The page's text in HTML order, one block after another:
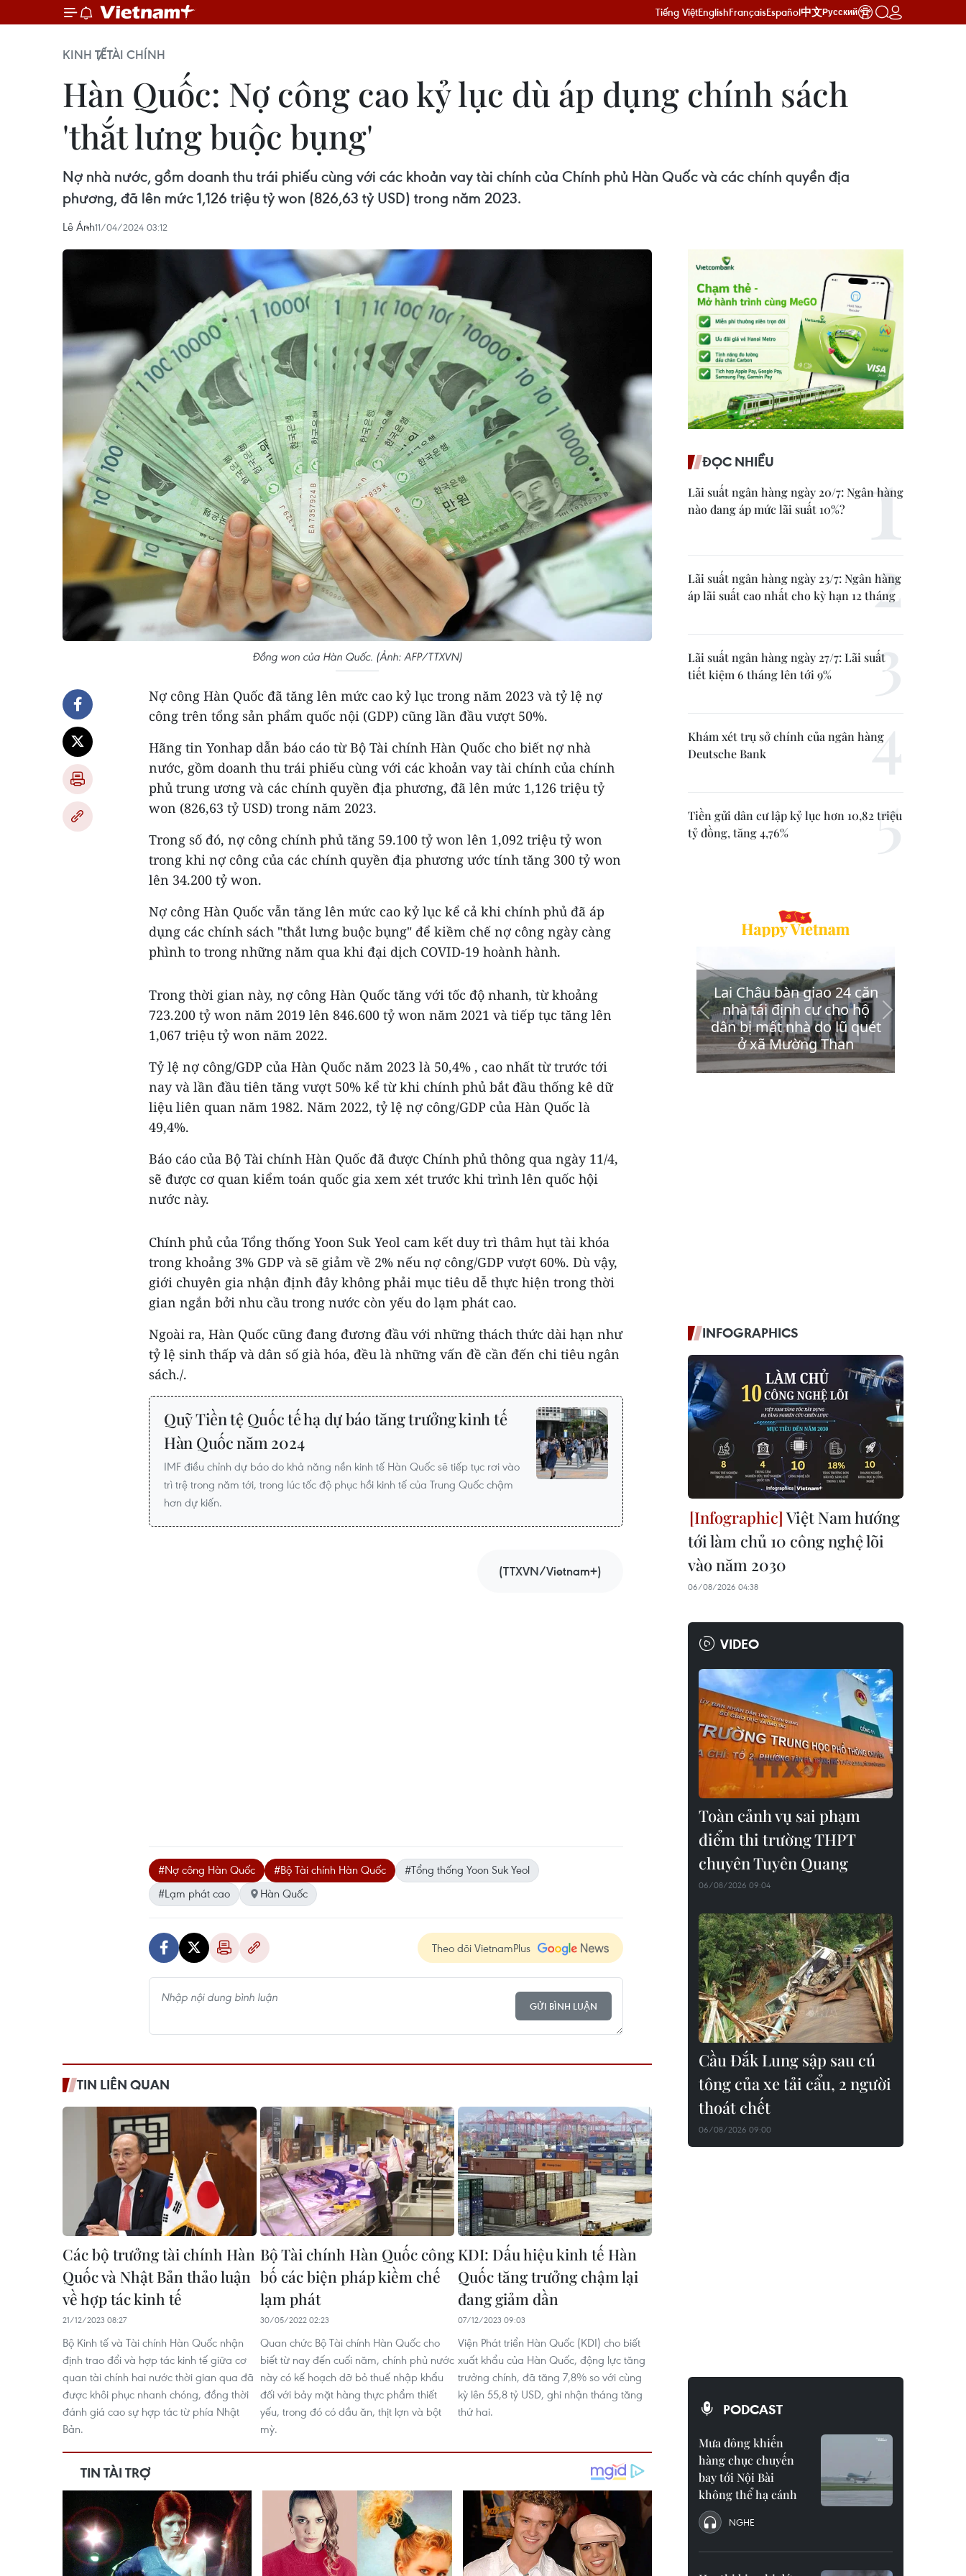
Tiếng ViệtEnglishFrançaisEspañol中文Русский
KINH TẾTÀI CHÍNH
Hàn Quốc: Nợ công cao kỷ lục dù áp dụng chính sách
'thắt lưng buộc bụng'
Nợ nhà nước, gồm doanh thu trái phiếu cùng với các khoản vay tài chính của Chính phủ Hàn Quốc và các chính quyền địa
phương, đã lên mức 1,126 triệu tỷ won (826,63 tỷ USD) trong năm 2023.
Lê Ánh11/04/2024 03:12
Đồng won của Hàn Quốc. (Ảnh: AFP/TTXVN)
Nợ công Hàn Quốc đã tăng lên mức cao kỷ lục trong năm 2023 và tỷ lệ nợ
công trên tổng sản phẩm quốc nội (GDP) cũng lần đầu vượt 50%.
Hãng tin Yonhap dẫn báo cáo từ Bộ Tài chính Hàn Quốc cho biết nợ nhà
nước, gồm doanh thu trái phiếu cùng với các khoản vay tài chính của chính
phủ trung ương và các chính quyền địa phương, đã lên mức 1,126 triệu tỷ
won (826,63 tỷ USD) trong năm 2023.
Trong số đó, nợ công chính phủ tăng 59.100 tỷ won lên 1,092 triệu tỷ won
trong khi nợ công của các chính quyền địa phương ước tính tăng 300 tỷ won
lên 34.200 tỷ won.
Nợ công Hàn Quốc vẫn tăng lên mức cao kỷ lục kể cả khi chính phủ đã áp
dụng các chính sách "thắt lưng buộc bụng" để kiềm chế nợ công ngày càng
phình to trong những năm qua khi đại dịch COVID-19 hoành hành.
Trong thời gian này, nợ công Hàn Quốc tăng với tốc độ nhanh, từ khoảng
723.200 tỷ won năm 2019 lên 846.600 tỷ won năm 2021 và tiếp tục tăng lên
1,067 triệu tỷ won năm 2022.
Tỷ lệ nợ công/GDP của Hàn Quốc năm 2023 là 50,4% , cao nhất từ trước tới
nay và lần đầu tiên tăng vượt 50% kể từ khi chính phủ bắt đầu thống kê dữ
liệu liên quan năm 1982. Năm 2022, tỷ lệ nợ công/GDP của Hàn Quốc là
49,4%.
Báo cáo của Bộ Tài chính Hàn Quốc đã được Chính phủ thông qua ngày 11/4,
sẽ được cơ quan kiểm toán quốc gia xem xét trước khi trình lên quốc hội
nước này.
Chính phủ của Tổng thống Yoon Suk Yeol cam kết duy trì thâm hụt tài khóa
trong khoảng 3% GDP và sẽ giảm về 2% nếu nợ công/GDP vượt 60%. Dù vậy,
giới chuyên gia nhận định đây không phải mục tiêu dễ thực hiện trong thời
gian ngắn bởi nhu cầu trong nước còn yếu do lạm phát cao.
Ngoài ra, Hàn Quốc cũng đang đương đầu với những thách thức dài hạn như
tỷ lệ sinh thấp và dân số già hóa, đều là những vấn đề cần đến chi tiêu ngân
sách./.
Quỹ Tiền tệ Quốc tế hạ dự báo tăng trưởng kinh tế
Hàn Quốc năm 2024
IMF điều chỉnh dự báo do khả năng nền kinh tế Hàn Quốc sẽ tiếp tục rơi vào
trì trệ trong năm tới, trong lúc tốc độ phục hồi kinh tế của Trung Quốc chậm
hơn dự kiến.
(TTXVN/Vietnam+)
#Nợ công Hàn Quốc #Bộ Tài chính Hàn Quốc
#Tổng thống Yoon Suk Yeol
#Lạm phát cao
Hàn Quốc
Theo dõi VietnamPlus
GỬI BÌNH LUẬN
TIN LIÊN QUAN
Các bộ trưởng tài chính Hàn
Quốc và Nhật Bản thảo luận
về hợp tác kinh tế
21/12/2023 08:27
Bộ Kinh tế và Tài chính Hàn Quốc nhận
định trao đổi và hợp tác kinh tế giữa cơ
quan tài chính hai nước thời gian qua đã
được khôi phục nhanh chóng, đồng thời
đánh giá cao sự hợp tác từ phía Nhật
Bản.
Bộ Tài chính Hàn Quốc công
bố các biện pháp kiềm chế
lạm phát
30/05/2022 02:23
Quan chức Bộ Tài chính Hàn Quốc cho
biết từ nay đến cuối năm, chính phủ nước
này có kế hoạch dỡ bỏ thuế nhập khẩu
đối với bảy mặt hàng thực phẩm thiết
yếu, trong đó có dầu ăn, thịt lợn và bột
mỳ.
KDI: Dấu hiệu kinh tế Hàn
Quốc tăng trưởng chậm lại
đang giảm dần​
07/12/2023 09:03
Viện Phát triển Hàn Quốc (KDI) cho biết
xuất khẩu của Hàn Quốc, động lực tăng
trưởng chính, đã tăng 7,8% so với cùng
kỳ lên 55,8 tỷ USD, ghi nhận tháng tăng
thứ hai.
ĐỌC NHIỀU
Lãi suất ngân hàng ngày 20/7: Ngân hàng
nào đang áp mức lãi suất 10%?
Lãi suất ngân hàng ngày 23/7: Ngân hàng
áp lãi suất cao nhất cho kỳ hạn 12 tháng
Lãi suất ngân hàng ngày 27/7: Lãi suất
tiết kiệm 6 tháng lên tới 9%
Khám xét trụ sở chính của ngân hàng
Deutsche Bank
Tiền gửi dân cư lập kỷ lục hơn 10,82 triệu
tỷ đồng, tăng 4,76%
INFOGRAPHICS
Việt Nam hướng
tới làm chủ 10 công nghệ lõi
vào năm 2030
06/08/2026 04:38
VIDEO
Toàn cảnh vụ sai phạm
điểm thi trường THPT
chuyên Tuyên Quang
06/08/2026 09:04
Cầu Đắk Lung sập sau cú
tông của xe tải cẩu, 2 người
thoát chết
06/08/2026 09:00
PODCAST
Mưa dông khiến
hàng chục chuyến
bay tới Nội Bài
không thể hạ cánh
NGHE